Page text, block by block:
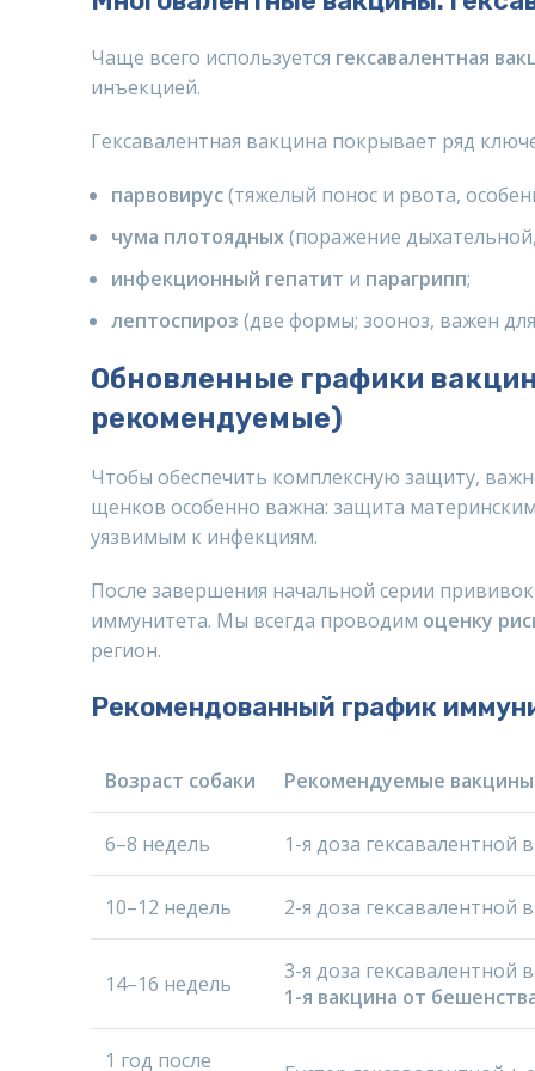
Чаще всего используется гексавалентная
инъекцией.
Гексавалентная вакцина покрывает ряд
парвовирус(тяжелый понос и рвота,
чума плотоядных(поражение
инфекционный гепатит и парагрипп;
лептоспироз (две формы; зооноз, важен
Обновленные графики
рекомендуемые)
Чтобы обеспечить комплексную защиту,
щенков особенно важна: защита
уязвимым к инфекциям.
После завершения начальной серии
иммунитета. Мы всегда проводим оценку
регион.
Рекомендованный график
Возраст собаки Рекомендуемые вакцины
6–8 недель 1-я доза гексавалентной
10–12 недель 2-я доза гексавалентной
14–16 недель
3-я доза гексавалентной
1-я вакцина от
1 год после